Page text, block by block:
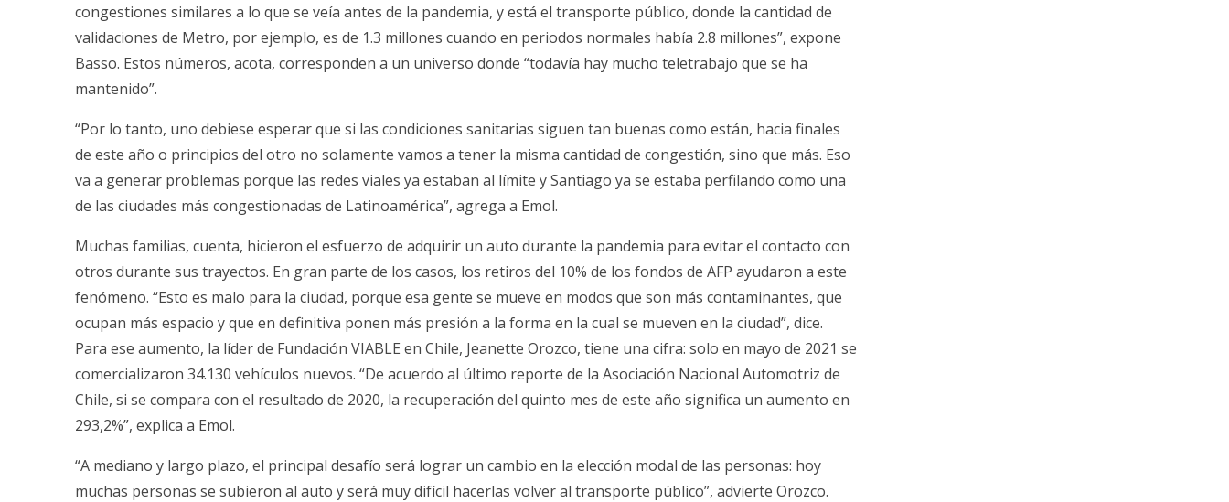
congestiones similares a lo que se veía antes de la pandemia, y está el transporte público, donde la cantidad de
validaciones de Metro, por ejemplo, es de 1.3 millones cuando en periodos normales había 2.8 millones”, expone
Basso. Estos números, acota, corresponden a un universo donde “todavía hay mucho teletrabajo que se ha
mantenido”.
“Por lo tanto, uno debiese esperar que si las condiciones sanitarias siguen tan buenas como están, hacia finales
de este año o principios del otro no solamente vamos a tener la misma cantidad de congestión, sino que más. Eso
va a generar problemas porque las redes viales ya estaban al límite y Santiago ya se estaba perfilando como una
de las ciudades más congestionadas de Latinoamérica”, agrega a Emol.
Muchas familias, cuenta, hicieron el esfuerzo de adquirir un auto durante la pandemia para evitar el contacto con
otros durante sus trayectos. En gran parte de los casos, los retiros del 10% de los fondos de AFP ayudaron a este
fenómeno. “Esto es malo para la ciudad, porque esa gente se mueve en modos que son más contaminantes, que
ocupan más espacio y que en definitiva ponen más presión a la forma en la cual se mueven en la ciudad”, dice.
Para ese aumento, la líder de Fundación VIABLE en Chile, Jeanette Orozco, tiene una cifra: solo en mayo de 2021 se
comercializaron 34.130 vehículos nuevos. “De acuerdo al último reporte de la Asociación Nacional Automotriz de
Chile, si se compara con el resultado de 2020, la recuperación del quinto mes de este año significa un aumento en
293,2%”, explica a Emol.
“A mediano y largo plazo, el principal desafío será lograr un cambio en la elección modal de las personas: hoy
muchas personas se subieron al auto y será muy difícil hacerlas volver al transporte público”, advierte Orozco.